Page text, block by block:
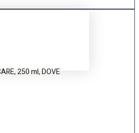
250 ml, DOVE